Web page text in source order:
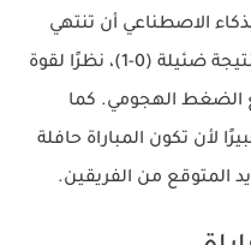
الاصطناعي أن تنتهي
المباراة بنتيجة 1-1 أو بفوز الترجي بنتيجة ضئيلة (0-1)، نظرًا لقوة
الضغط الهجومي. كما
لأن تكون المباراة حافلة
المتوقع من الفريقين.